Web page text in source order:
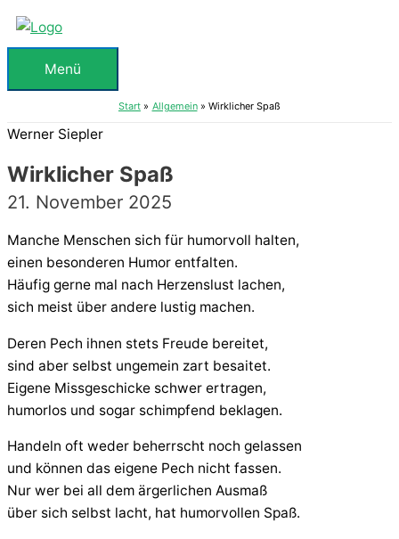
Zum
Inhalt
springenMenü
Menü
Start Allgemein Wirklicher Spaß
Werner Siepler
Wirklicher Spaß
21. November 2025
Manche Menschen sich für humorvoll halten,
einen besonderen Humor entfalten.
Häufig gerne mal nach Herzenslust lachen,
sich meist über andere lustig machen.
Deren Pech ihnen stets Freude bereitet,
sind aber selbst ungemein zart besaitet.
Eigene Missgeschicke schwer ertragen,
humorlos und sogar schimpfend beklagen.
Handeln oft weder beherrscht noch gelassen
und können das eigene Pech nicht fassen.
Nur wer bei all dem ärgerlichen Ausmaß
über sich selbst lacht, hat humorvollen Spaß.